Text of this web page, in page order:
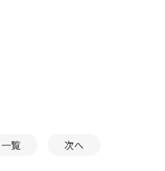
一覧 次へ